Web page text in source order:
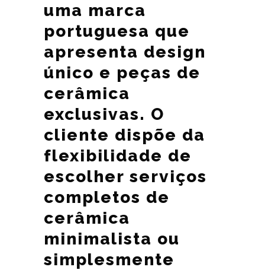
uma marca
portuguesa que
apresenta design
único e peças de
cerâmica
exclusivas. O
cliente dispõe da
flexibilidade de
escolher serviços
completos de
cerâmica
minimalista ou
simplesmente